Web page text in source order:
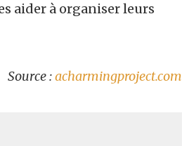
aider à organiser leurs
Source :acharmingproject.com